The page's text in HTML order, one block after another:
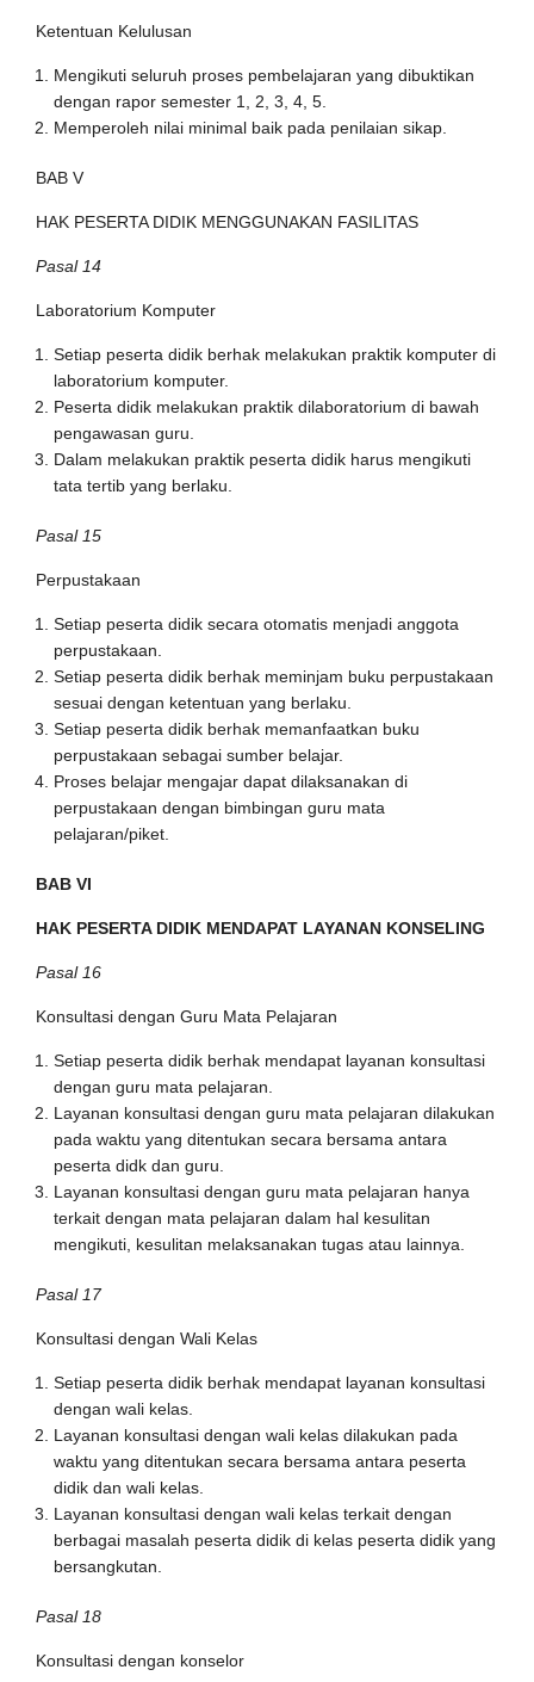
Ketentuan Kelulusan
Mengikuti seluruh proses pembelajaran yang dibuktikan
dengan rapor semester 1, 2, 3, 4, 5.
Memperoleh nilai minimal baik pada penilaian sikap.
BAB V
HAK PESERTA DIDIK MENGGUNAKAN FASILITAS
Pasal 14
Laboratorium Komputer
Setiap peserta didik berhak melakukan praktik komputer di
laboratorium komputer.
Peserta didik melakukan praktik dilaboratorium di bawah
pengawasan guru.
Dalam melakukan praktik peserta didik harus mengikuti
tata tertib yang berlaku.
Pasal 15
Perpustakaan
Setiap peserta didik secara otomatis menjadi anggota
perpustakaan.
Setiap peserta didik berhak meminjam buku perpustakaan
sesuai dengan ketentuan yang berlaku.
Setiap peserta didik berhak memanfaatkan buku
perpustakaan sebagai sumber belajar.
Proses belajar mengajar dapat dilaksanakan di
perpustakaan dengan bimbingan guru mata
pelajaran/piket.
BAB VI
HAK PESERTA DIDIK MENDAPAT LAYANAN KONSELING
Pasal 16
Konsultasi dengan Guru Mata Pelajaran
Setiap peserta didik berhak mendapat layanan konsultasi
dengan guru mata pelajaran.
Layanan konsultasi dengan guru mata pelajaran dilakukan
pada waktu yang ditentukan secara bersama antara
peserta didk dan guru.
Layanan konsultasi dengan guru mata pelajaran hanya
terkait dengan mata pelajaran dalam hal kesulitan
mengikuti, kesulitan melaksanakan tugas atau lainnya.
Pasal 17
Konsultasi dengan Wali Kelas
Setiap peserta didik berhak mendapat layanan konsultasi
dengan wali kelas.
Layanan konsultasi dengan wali kelas dilakukan pada
waktu yang ditentukan secara bersama antara peserta
didik dan wali kelas.
Layanan konsultasi dengan wali kelas terkait dengan
berbagai masalah peserta didik di kelas peserta didik yang
bersangkutan.
Pasal 18
Konsultasi dengan konselor